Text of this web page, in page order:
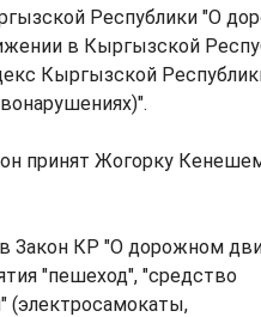
Республики "О
в Кыргызской
Кыргызской
принят Жогорку
Закон КР "О дорожном
"пешеход", "средство
(электросамокаты,